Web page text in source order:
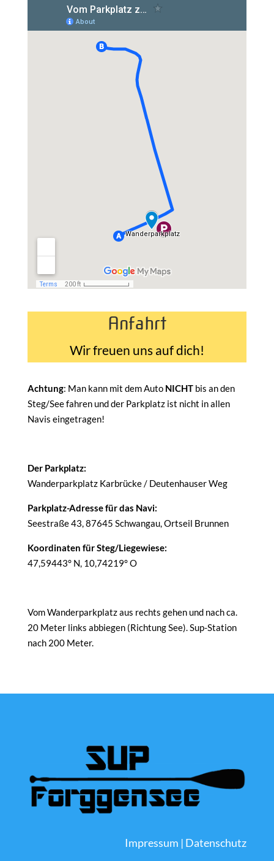
Anfahrt
Wir freuen uns auf dich!
Achtung: Man kann mit dem Auto NICHT bis an den
Steg/See fahren und der Parkplatz ist nicht in allen
Navis eingetragen!
Der Parkplatz:
Wanderparkplatz Karbrücke / Deutenhauser Weg
Parkplatz-Adresse für das Navi:
Seestraße 43, 87645 Schwangau, Ortseil Brunnen
Koordinaten für Steg/Liegewiese:
47,59443° N, 10,74219° O
Vom Wanderparkplatz aus rechts gehen und nach ca.
20 Meter links abbiegen (Richtung See). Sup-Station
nach 200 Meter.
Impressum | Datenschutz